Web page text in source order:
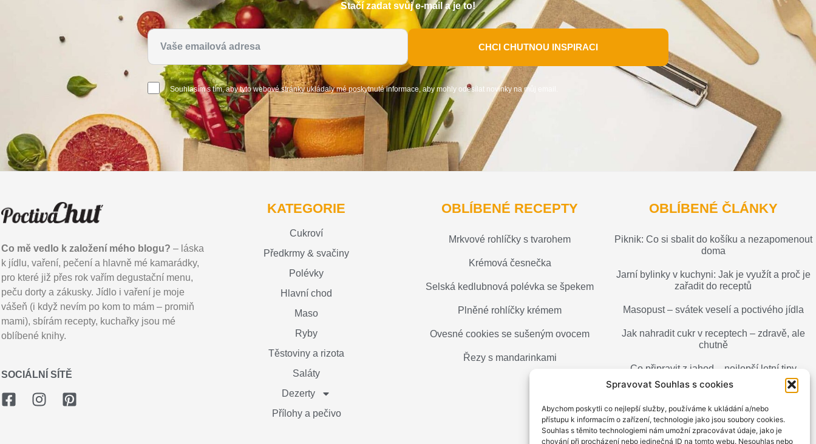
Spravovat Souhlas s cookies
Abychom poskytli co nejlepší služby, používáme k ukládání a/nebo
přístupu k informacím o zařízení, technologie jako jsou soubory cookies.
Souhlas s těmito technologiemi nám umožní zpracovávat údaje, jako je
chování při procházení nebo jedinečná ID na tomto webu. Nesouhlas nebo
Stačí zadat svůj e-mail a je to!
CHCI CHUTNOU INSPIRACI
Souhlasím s tím, aby tyto webové stránky ukládaly mé poskytnuté informace, aby mohly odesílat novinky na můj email.
Co mě vedlo k založení mého blogu? – láska
k jídlu, vaření, pečení a hlavně mé kamarádky,
pro které již přes rok vařím degustační menu,
peču dorty a zákusky. Jídlo i vaření je moje
vášeň (i když nevím po kom to mám – promiň
mami), sbírám recepty, kuchařky jsou mé
oblíbené knihy.
SOCIÁLNÍ SÍTĚ
KATEGORIE
Cukroví
Předkrmy & svačiny
Polévky
Hlavní chod
Maso
Ryby
Těstoviny a rizota
Saláty
Dezerty
Přílohy a pečivo
OBLÍBENÉ RECEPTY
Mrkvové rohlíčky s tvarohem
Krémová česnečka
Selská kedlubnová polévka se špekem
Plněné rohlíčky krémem
Ovesné cookies se sušeným ovocem
Řezy s mandarinkami
OBLÍBENÉ ČLÁNKY
Piknik: Co si sbalit do košíku a nezapomenout
doma
Jarní bylinky v kuchyni: Jak je využít a proč je
zařadit do receptů
Masopust – svátek veselí a poctivého jídla
Jak nahradit cukr v receptech – zdravě, ale
chutně
Co připravit z jahod – nejlepší letní tipy
a recepty
Jak upéct muffiny, které budou vláčné
a nadýchané